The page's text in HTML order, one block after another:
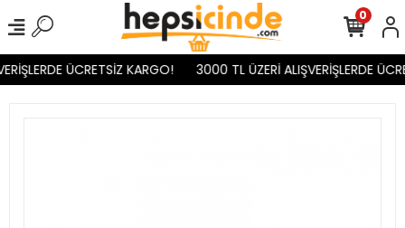
ÜCRETSİZ KARGO! 3000 TL ÜZERİ ALIŞVERİŞLERDE
0